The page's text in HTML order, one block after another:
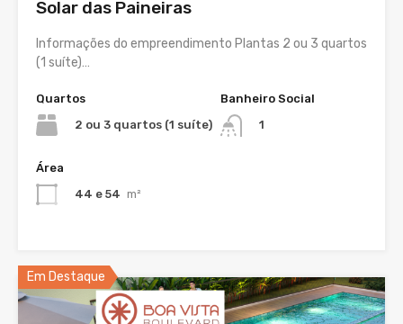
Solar das Paineiras
Informações do empreendimento Plantas 2 ou 3 quartos
(1 suíte)…
Quartos
2 ou 3 quartos (1 suíte)
Banheiro Social
1
Área
44 e 54 m²
Em Destaque